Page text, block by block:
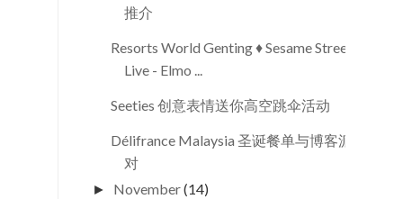
推介
Resorts World Genting ♦ Sesame Street
Live - Elmo ...
Seeties 创意表情送你高空跳伞活动
Délifrance Malaysia 圣诞餐单与博客派
对
► November(14)